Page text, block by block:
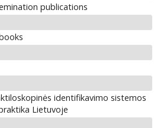
publications
identifikavimo sistemos
Lietuvoje